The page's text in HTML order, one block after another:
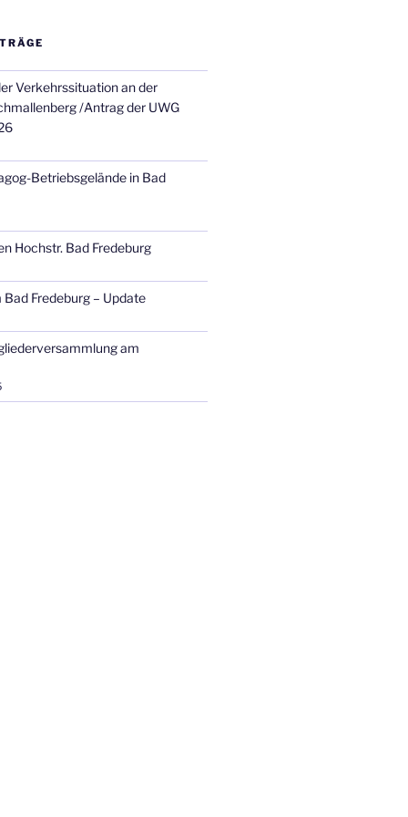
Verkehrssituation an der
/Antrag der UWG
Betriebsgelände in Bad
Hochstr. Bad Fredeburg
Fredeburg – Update
am